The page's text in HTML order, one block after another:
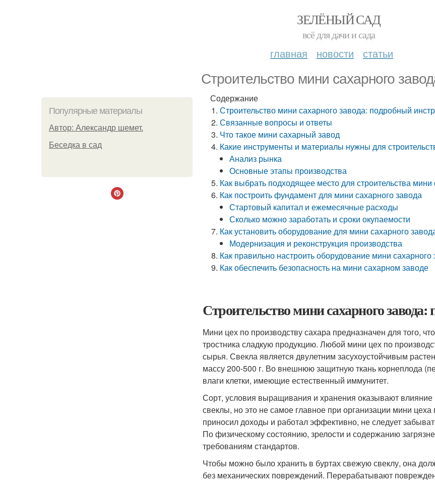
ЗЕЛЁНЫЙ САД
всё для дачи и сада
главная новости статьи
Строительство мини сахарного
Популярные материалы
Автор: Александр шемет.
Беседка в сад
Содержание
Строительство мини сахарного завода: подробный
Связанные вопросы и ответы
Что такое мини сахарный завод
Какие инструменты и материалы нужны для
Анализ рынка
Основные этапы производства
Как выбрать подходящее место для строительства мини
Как построить фундамент для мини сахарного завода
Стартовый капитал и ежемесячные расходы
Сколько можно заработать и сроки окупаемости
Как установить оборудование для мини сахарного
Модернизация и реконструкция производства
Как правильно настроить оборудование мини сахарного
Как обеспечить безопасность на мини сахарном заводе
Строительство мини сахарного
Мини цех по производству сахара предназначен для того,
тростника сладкую продукцию. Любой мини цех по
сырья. Свекла является двулетним засухоустойчивым
массу 200-500 г. Во внешнюю защитную ткань корнеплода
влаги клетки, имеющие естественный иммунитет.
Сорт, условия выращивания и хранения оказывают
свеклы, но это не самое главное при организации мини
приносил доходы и работал эффективно, не следует
По физическому состоянию, зрелости и содержанию
требованиям стандартов.
Чтобы можно было хранить в буртах свежую свеклу, она
без механических повреждений. Перерабатывают